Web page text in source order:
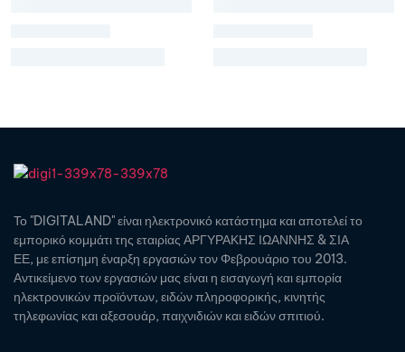
Το "DIGITALAND" είναι ηλεκτρονικό κατάστημα και αποτελεί το
εμπορικό κομμάτι της εταιρίας ΑΡΓΥΡΑΚΗΣ ΙΩΑΝΝΗΣ & ΣΙΑ
ΕΕ, με επίσημη έναρξη εργασιών τον Φεβρουάριο του 2013.
Αντικείμενο των εργασιών μας είναι η εισαγωγή και εμπορία
ηλεκτρονικών προϊόντων, ειδών πληροφορικής, κινητής
τηλεφωνίας και αξεσουάρ, παιχνιδιών και ειδών σπιτιού.